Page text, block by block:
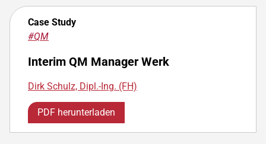
Case Study
#QM
Interim QM Manager Werk
Dirk Schulz, Dipl.-Ing. (FH)
PDF herunterladen